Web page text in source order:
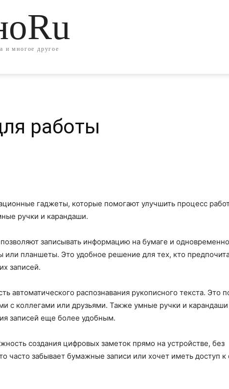
и многое другое
работы
гаджеты, которые помогают улучшить процесс
ручки и карандаши.
записывать информацию на бумаге и одновременно
или планшеты. Это удобное решение для тех, кто
записей.
распознавания рукописного текста. Это
с коллегами или друзьями. Также умные ручки и
записей еще более удобным.
создания цифровых заметок прямо на устройстве, без
часто забывает бумажные записи или хочет иметь доступ к